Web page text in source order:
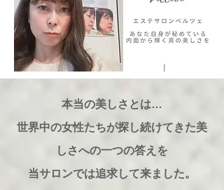
本当の美しさとは…
世界中の女性たちが探し続けてきた美
しさへの一つの答えを
​当サロンでは追求して来ました。